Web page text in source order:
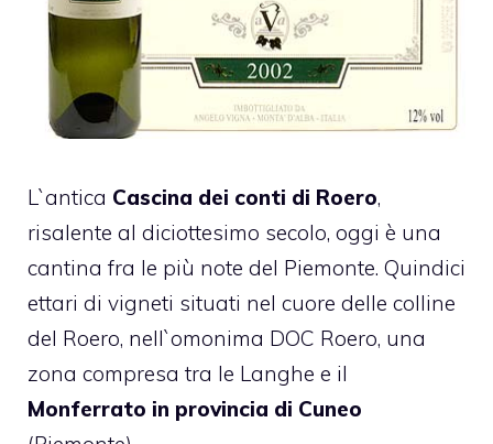
L`antica Cascina dei conti di Roero,
risalente al diciottesimo secolo, oggi è una
cantina fra le più note del Piemonte. Quindici
ettari di vigneti situati nel cuore delle colline
del Roero, nell`omonima DOC Roero, una
zona compresa tra le Langhe e il
Monferrato in provincia di Cuneo